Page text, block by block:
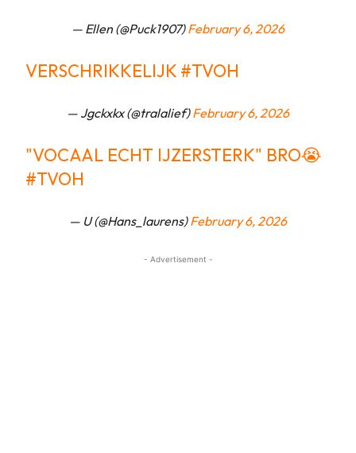
— Ellen (@Puck1907)February 6, 2026
VERSCHRIKKELIJK #TVOH
— Jgckxkx (@tralalief)February 6, 2026
"VOCAAL ECHT IJZERSTERK" BRO😭
#TVOH
— U (@Hans_laurens)February 6, 2026
- Advertisement -